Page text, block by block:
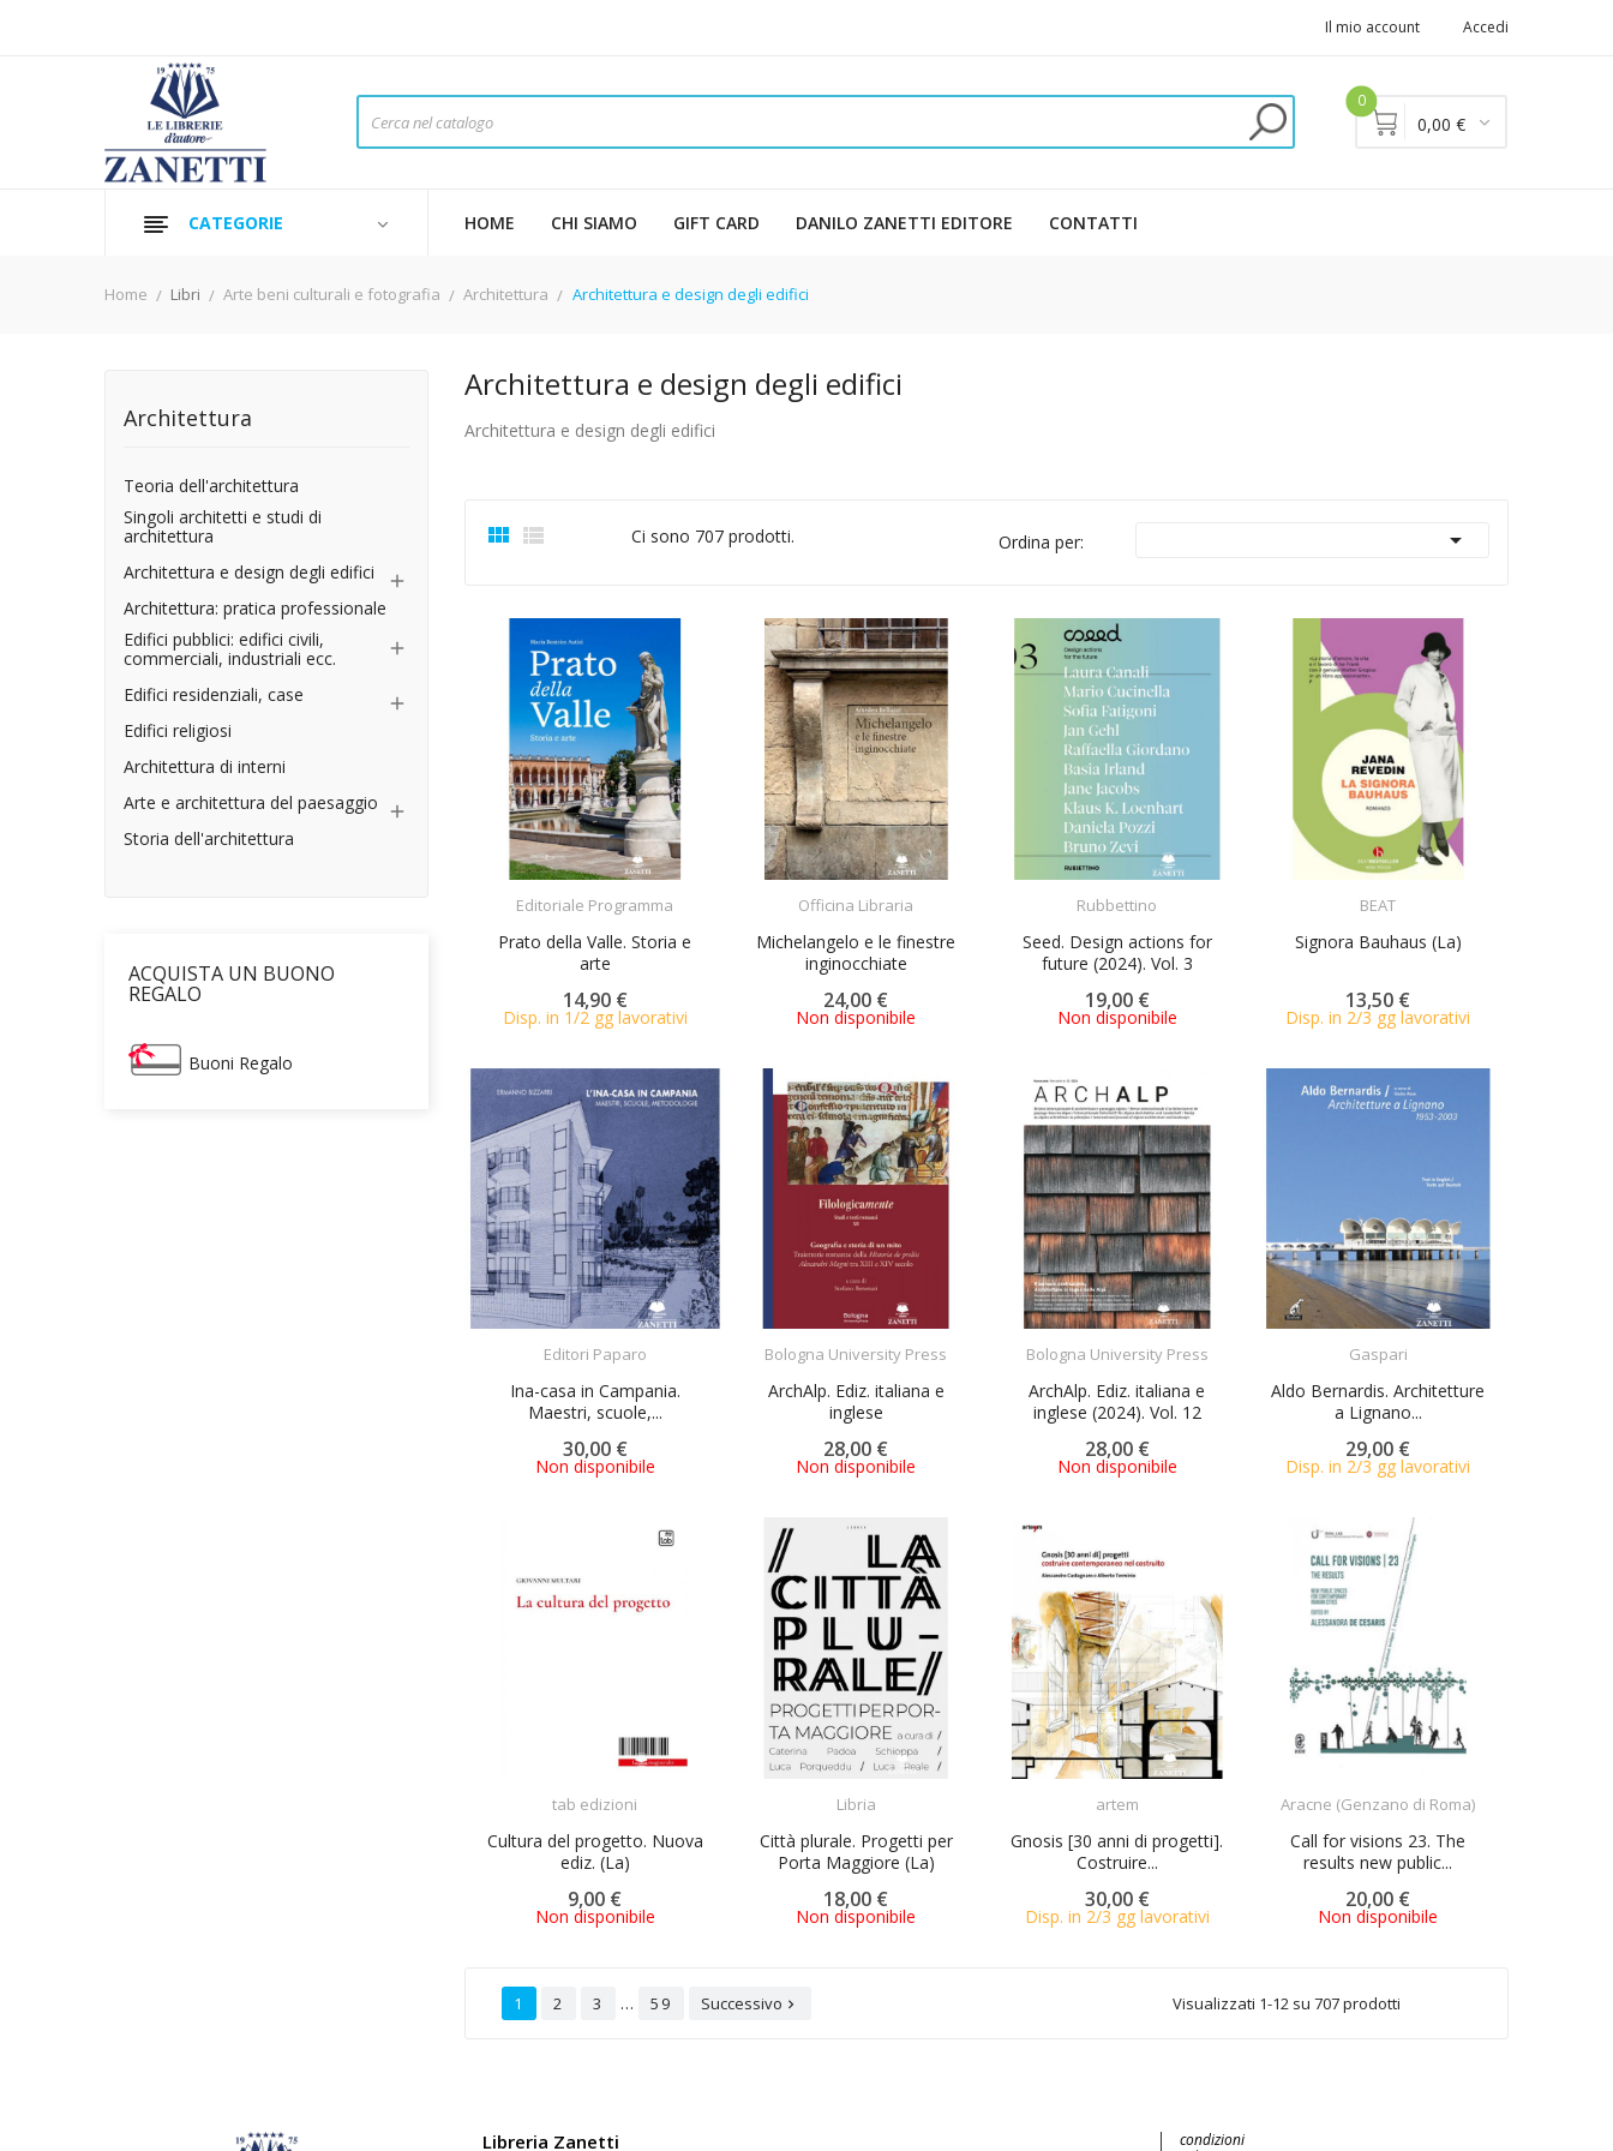
Il mio account Accedi
0
0,00 €
CATEGORIE HOME CHI SIAMO GIFT CARD DANILO ZANETTI EDITORE CONTATTI
Home Libri Arte beni culturali e fotografia Architettura Architettura e design degli edifici
Architettura
Teoria dell'architettura
Singoli architetti e studi di
architettura
Architettura e design degli edifici

Architettura: pratica professionale
Edifici pubblici: edifici civili,
commerciali, industriali ecc.

Edifici residenziali, case 
Edifici religiosi
Architettura di interni
Arte e architettura del paesaggio

Storia dell'architettura
ACQUISTA UN BUONO
REGALO
Buoni Regalo
Architettura e design degli edifici
Architettura e design degli edifici
  Ci sono 707 prodotti. Ordina per: 
Editoriale Programma
Prato della Valle. Storia e
arte
14,90 €
Disp. in 1/2 gg lavorativi
Officina Libraria
Michelangelo e le finestre
inginocchiate
24,00 €
Non disponibile
Rubbettino
Seed. Design actions for
future (2024). Vol. 3
19,00 €
Non disponibile
BEAT
Signora Bauhaus (La)
13,50 €
Disp. in 2/3 gg lavorativi
Editori Paparo
Ina-casa in Campania.
Maestri, scuole,...
30,00 €
Non disponibile
Bologna University Press
ArchAlp. Ediz. italiana e
inglese
28,00 €
Non disponibile
Bologna University Press
ArchAlp. Ediz. italiana e
inglese (2024). Vol. 12
28,00 €
Non disponibile
Gaspari
Aldo Bernardis. Architetture
a Lignano...
29,00 €
Disp. in 2/3 gg lavorativi
tab edizioni
Cultura del progetto. Nuova
ediz. (La)
9,00 €
Non disponibile
Libria
Città plurale. Progetti per
Porta Maggiore (La)
18,00 €
Non disponibile
artem
Gnosis [30 anni di progetti].
Costruire...
30,00 €
Disp. in 2/3 gg lavorativi
Aracne (Genzano di Roma)
Call for visions 23. The
results new public...
20,00 €
Non disponibile
1 2 3 … 59 Successivo  Visualizzati 1-12 su 707 prodotti
Libreria Zanetti
condizioni